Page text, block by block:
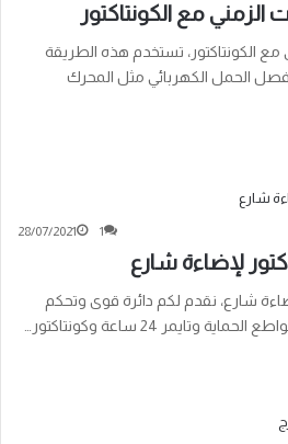
مع الكونتاكتور
الكونتاكتور، تستخدم هذه الطريقة
الحمل الكهربائي مثل المحرك
28/07/2021 1
لإضاءة شارع
شارع، نقدم لكم دائرة قوى وتحكم
24 ساعة وكونتاكتور…